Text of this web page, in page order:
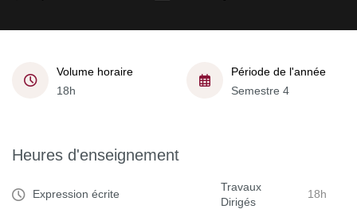
Volume horaire
18h
Période de l'année
Semestre 4
Heures d'enseignement
Expression écrite
Travaux
Dirigés
18h